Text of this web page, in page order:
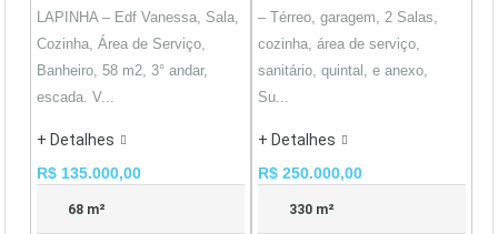
LAPINHA – Edf Vanessa, Sala,
Cozinha, Área de Serviço,
Banheiro, 58 m2, 3° andar,
escada. V...
+ Detalhes
R$ 135.000,00
68 m²
– Térreo, garagem, 2 Salas,
cozinha, área de serviço,
sanitário, quintal, e anexo,
Su...
+ Detalhes
R$ 250.000,00
330 m²